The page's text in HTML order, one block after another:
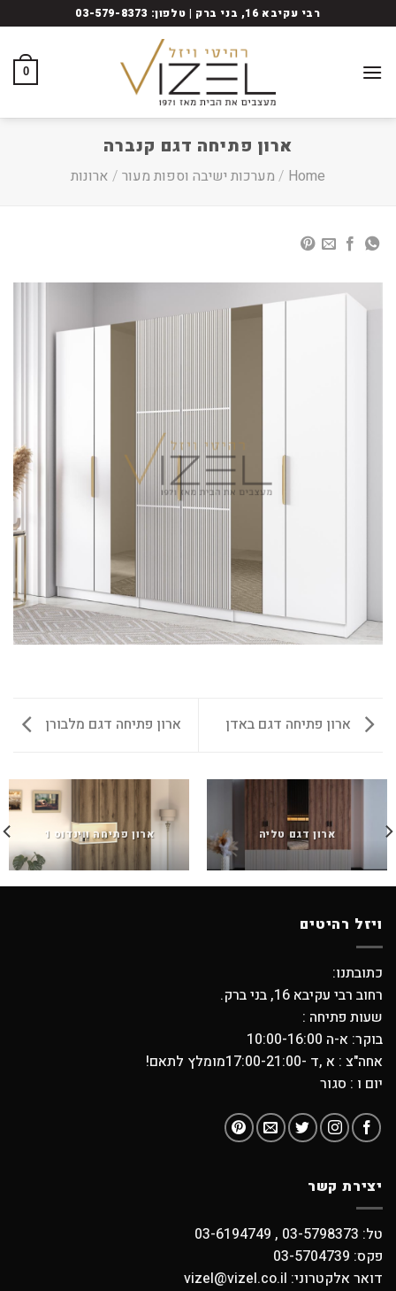
to
רבי עקיבא 16, בני ברק | טלפון: 03-579-8373
0
ארון פתיחה דגם קנברה
Home
/ מערכות ישיבה וספות מעור / ארונות
ארון פתיחה דגם באדן ארון פתיחה דגם מלבורן
ארון דגם טליה ארון פתיחה ווינדוס 1
ויזל רהיטים
כתובתנו:
רחוב רבי עקיבא 16, בני ברק.
שעות פתיחה :
בוקר: א-ה 10:00-16:00
אחה"צ : א ,ד -17:00-21:00מומלץ לתאם!
יום ו : סגור
יצירת קשר
טל: 03-5798373 , 03-6194749
פקס: 03-5704739
דואר אלקטרוני: vizel@vizel.co.il